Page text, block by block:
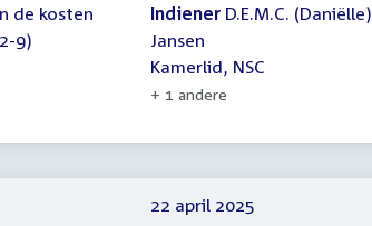
de kosten
9)
IndienerD.E.M.C. (Daniëlle)
Jansen
Kamerlid, NSC
+ 1 andere
22 april 2025